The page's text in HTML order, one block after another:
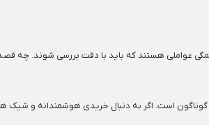
عواملی هستند که باید با دقت بررسی شوند. چه
است. اگر به دنبال خریدی هوشمندانه و شیک